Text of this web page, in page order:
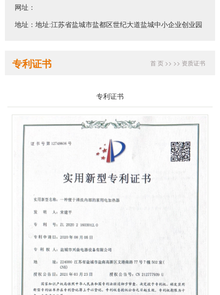
网址：
地址：地址:江苏省盐城市盐都区世纪大道盐城中小企业创业园
专利证书 首 页 >> >> 资质证书
专利证书